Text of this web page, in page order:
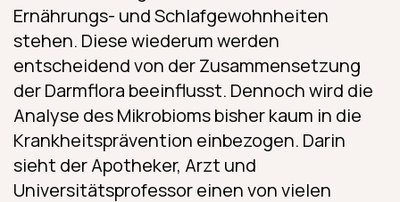
Ernährungs- und Schlafgewohnheiten
stehen. Diese wiederum werden
entscheidend von der Zusammensetzung
der Darmflora beeinflusst. Dennoch wird die
Analyse des Mikrobioms bisher kaum in die
Krankheitsprävention einbezogen. Darin
sieht der Apotheker, Arzt und
Universitätsprofessor einen von vielen